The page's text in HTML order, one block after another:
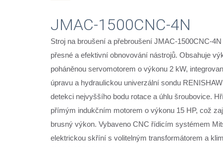
JMAC-1500CNC-4N
Stroj na broušení a přebroušení JMAC-1500CNC-
přesné a efektivní obnovování nástrojů. Obsahuje
poháněnou servomotorem o výkonu 2 kW,
úpravu a hydraulickou univerzální sondu
detekci nejvyššího bodu rotace a úhlu šroubovice.
přímým indukčním motorem o výkonu 15 HP, což
brusný výkon. Vybaveno CNC řídicím systémem
elektrickou skříní s volitelným transformátorem a